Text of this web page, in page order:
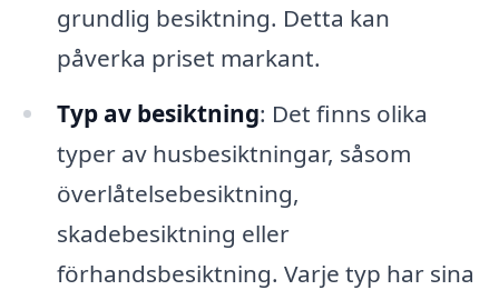
grundlig besiktning. Detta kan
påverka priset markant.
Typ av besiktning: Det finns olika
typer av husbesiktningar, såsom
överlåtelsebesiktning,
skadebesiktning eller
förhandsbesiktning. Varje typ har sina